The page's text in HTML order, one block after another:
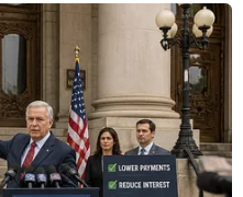
(Ảnh: Tường Vi/TTXVN)